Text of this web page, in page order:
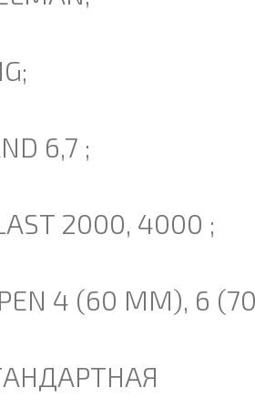
6,7 ;
2000, 4000 ;
4 (60 ММ), 6